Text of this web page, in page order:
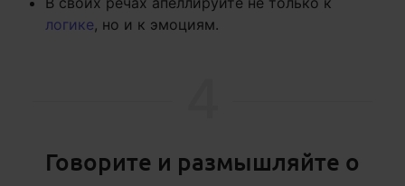
логике, но и к эмоциям.
Говорите и размышляйте о